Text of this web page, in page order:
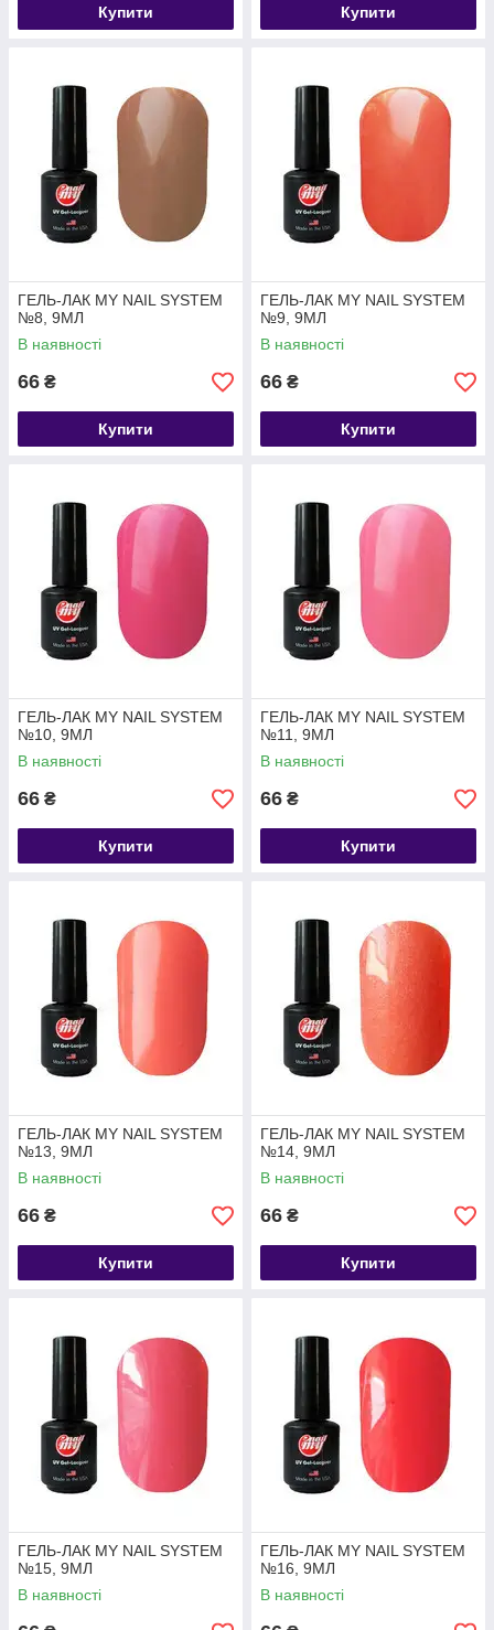
Купити Купити
ГЕЛЬ-ЛАК MY NAIL SYSTEM
№8, 9МЛ
В наявності
66 ₴
Купити
ГЕЛЬ-ЛАК MY NAIL SYSTEM
№9, 9МЛ
В наявності
66 ₴
Купити
ГЕЛЬ-ЛАК MY NAIL SYSTEM
№10, 9МЛ
В наявності
66 ₴
Купити
ГЕЛЬ-ЛАК MY NAIL SYSTEM
№11, 9МЛ
В наявності
66 ₴
Купити
ГЕЛЬ-ЛАК MY NAIL SYSTEM
№13, 9МЛ
В наявності
66 ₴
Купити
ГЕЛЬ-ЛАК MY NAIL SYSTEM
№14, 9МЛ
В наявності
66 ₴
Купити
ГЕЛЬ-ЛАК MY NAIL SYSTEM
№15, 9МЛ
В наявності
ГЕЛЬ-ЛАК MY NAIL SYSTEM
№16, 9МЛ
В наявності